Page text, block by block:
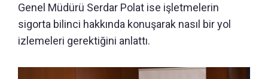
Genel Müdürü Serdar Polat ise işletmelerin
sigorta bilinci hakkında konuşarak nasıl bir yol
izlemeleri gerektiğini anlattı.